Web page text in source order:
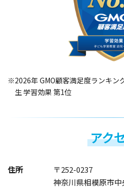
※2026年 GMO顧客満足度ランキン
生 学習効果 第1位
アク
住所
〒252-0237
神奈川県相模原市